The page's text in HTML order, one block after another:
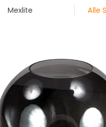
Mexlite Alle